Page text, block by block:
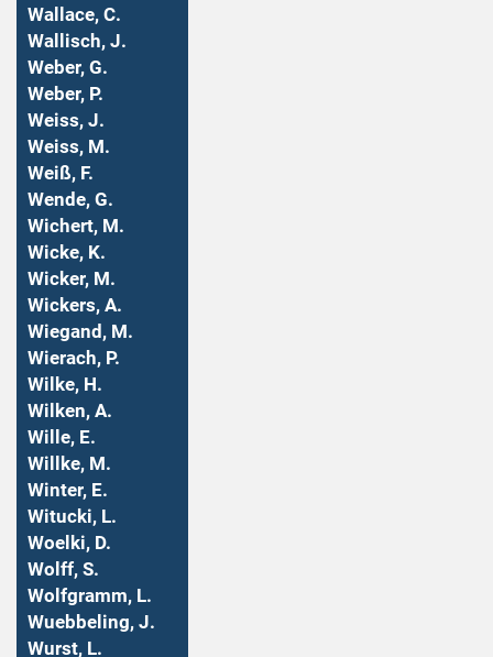
Wallace, C.
Wallisch, J.
Weber, G.
Weber, P.
Weiss, J.
Weiss, M.
Weiß, F.
Wende, G.
Wichert, M.
Wicke, K.
Wicker, M.
Wickers, A.
Wiegand, M.
Wierach, P.
Wilke, H.
Wilken, A.
Wille, E.
Willke, M.
Winter, E.
Witucki, L.
Woelki, D.
Wolff, S.
Wolfgramm, L.
Wuebbeling, J.
Wurst, L.